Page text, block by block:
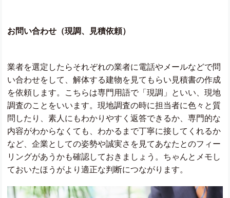
お問い合わせ（現調、見積依頼）
業者を選定したらそれぞれの業者に電話やメールなどで問
い合わせをして、解体する建物を見てもらい見積書の作成
を依頼します。こちらは専門用語で「現調」といい、現地
調査のことをいいます。現地調査の時に担当者に色々と質
問したり、素人にもわかりやすく返答できるか、専門的な
内容がわからなくても、わかるまで丁寧に接してくれるか
など、企業としての姿勢や誠実さを見てあなたとのフィー
リングがあうかも確認しておきましょう。ちゃんとメモし
ておいたほうがより適正な判断につながります。